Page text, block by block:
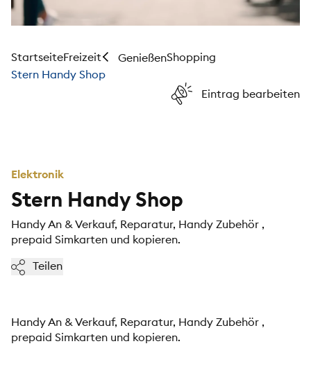
StartseiteFreizeit GenießenShopping
Stern Handy Shop
Eintrag bearbeiten
Elektronik
Stern Handy Shop
Handy An & Verkauf, Reparatur, Handy Zubehör ,
prepaid Simkarten und kopieren.
Teilen
Handy An & Verkauf, Reparatur, Handy Zubehör ,
prepaid Simkarten und kopieren.